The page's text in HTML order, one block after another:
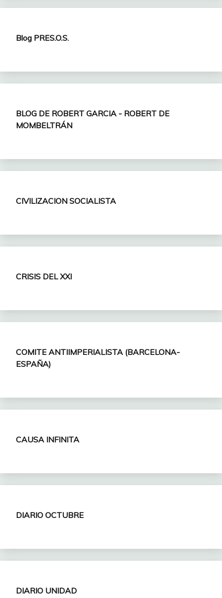
Blog PRES.O.S.
BLOG DE ROBERT GARCIA - ROBERT DE
MOMBELTRÁN
CIVILIZACION SOCIALISTA
CRISIS DEL XXI
COMITE ANTIIMPERIALISTA (BARCELONA-
ESPAÑA)
CAUSA INFINITA
DIARIO OCTUBRE
DIARIO UNIDAD